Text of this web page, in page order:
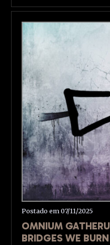
Postado em 07/11/2025
OMNIUM
BRIDGES WE